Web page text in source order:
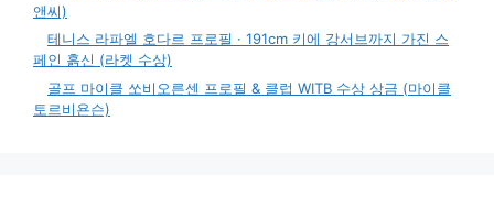
앤씨)
테니스 라파엘 호다르 프로필 · 191cm 키에 강서브까지 가진 스
페인 흙신 (라켓 수상)
골프 마이클 쏘비오른센 프로필 & 클럽 WITB 수상 상금 (마이클
토르비욘슨)